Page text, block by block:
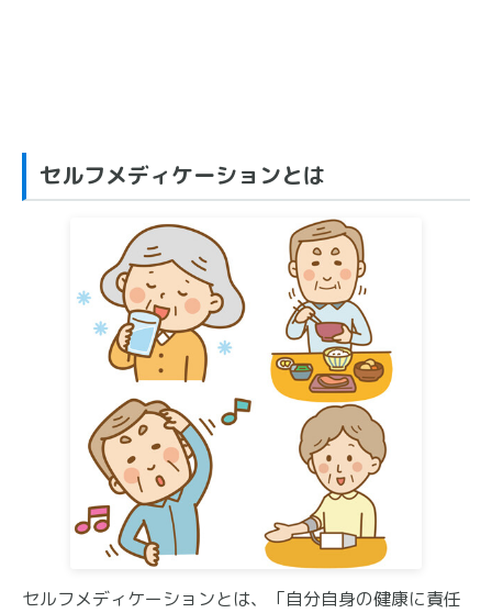
セルフメディケーションとは
セルフメディケーションとは、「自分自身の健康に責任